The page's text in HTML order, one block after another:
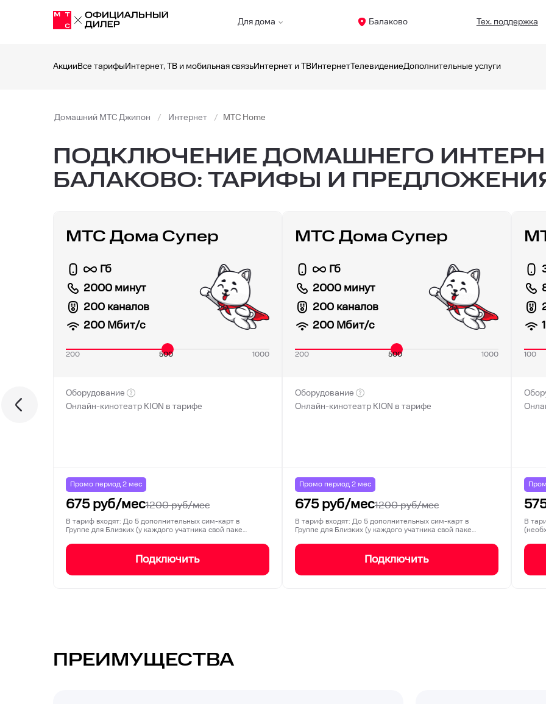
Для дома Балаково Тех. поддержка
АкцииВсе тарифыИнтернет, ТВ и мобильная связьИнтернет и ТВИнтернетТелевидениеДополнительные услуги
Домашний МТС Джипон Интернет МТС Home
ПОДКЛЮЧЕНИЕ ДОМАШНЕГО
БАЛАКОВО: ТАРИФЫ И
МТС Дома Супер
Гб
2000 минут
200 каналов
200 Мбит/с
200 500 1000
Оборудование
Онлайн-кинотеатр KION в тарифе
Промо период 2 мес
675руб/мес1200руб/мес
В тариф входят: До 5 дополнительных сим-карт в
Группе для Близких (у каждого учатника свой паке…
Подключить
МТС Дома Супер
Гб
2000 минут
200 каналов
200Мбит/с
200 500 1000
Оборудование
Онлайн-кинотеатр KION в тарифе
Промо период 2мес
675руб/мес1200руб/мес
В тариф входят: До 5 дополнительных сим-карт в
Группе для Близких (у каждого учатника свой паке…
Подключить
100
В
ПРЕИМУЩЕСТВА